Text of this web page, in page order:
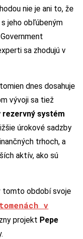
nie je ani to, že
jeho obľúbeným
sa zhodujú v
dnes dosahuje
vývoji sa tiež
rezervný systém
úrokové sadzby
trhoch, a
aktív, ako sú
tomto období svoje
v
projekt Pepe